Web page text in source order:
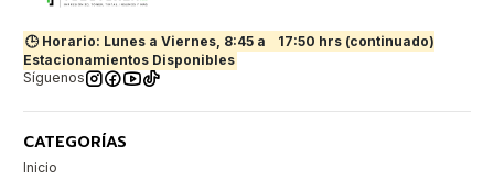
🕒 Horario: Lunes a Viernes, 8:45 a
17:50 hrs (continuado)
Estacionamientos Disponibles
Síguenos
CATEGORÍAS
Inicio